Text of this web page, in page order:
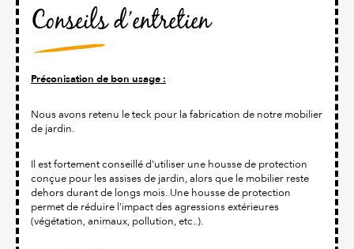
Conseils d’entretien
Préconisation de bon usage :
Nous avons retenu le teck pour la fabrication de notre mobilier
de jardin.
Il est fortement conseillé d'utiliser une housse de protection
conçue pour les assises de jardin, alors que le mobilier reste
dehors durant de longs mois. Une housse de protection
permet de réduire l'impact des agressions extérieures
(végétation, animaux, pollution, etc..).